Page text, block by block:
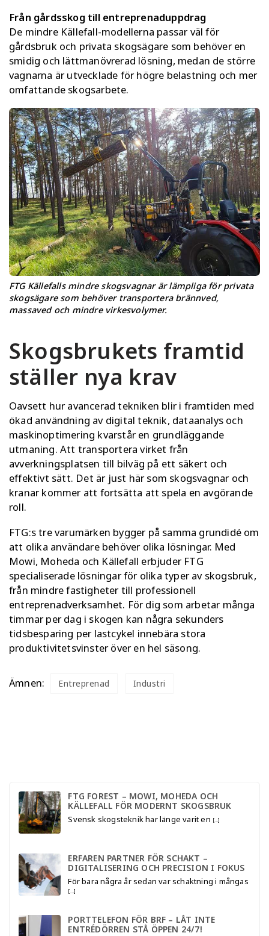
Från gårdsskog till entreprenaduppdrag
De mindre Källefall-modellerna passar väl för
gårdsbruk och privata skogsägare som behöver en
smidig och lättmanövrerad lösning, medan de större
vagnarna är utvecklade för högre belastning och mer
omfattande skogsarbete.
FTG Källefalls mindre skogsvagnar är lämpliga för privata
skogsägare som behöver transportera brännved,
massaved och mindre virkesvolymer.
Skogsbrukets framtid
ställer nya krav
Oavsett hur avancerad tekniken blir i framtiden med
ökad användning av digital teknik, dataanalys och
maskinoptimering kvarstår en grundläggande
utmaning. Att transportera virket från
avverkningsplatsen till bilväg på ett säkert och
effektivt sätt. Det är just här som skogsvagnar och
kranar kommer att fortsätta att spela en avgörande
roll.
FTG:s tre varumärken bygger på samma grundidé om
att olika användare behöver olika lösningar. Med
Mowi, Moheda och Källefall erbjuder FTG
specialiserade lösningar för olika typer av skogsbruk,
från mindre fastigheter till professionell
entreprenadverksamhet. För dig som arbetar många
timmar per dag i skogen kan några sekunders
tidsbesparing per lastcykel innebära stora
produktivitetsvinster över en hel säsong.
Ämnen: Entreprenad Industri
FTG FOREST – MOWI, MOHEDA OCH
KÄLLEFALL FÖR MODERNT SKOGSBRUK
Svensk skogsteknik har länge varit en […]
ERFAREN PARTNER FÖR SCHAKT –
DIGITALISERING OCH PRECISION I FOKUS
För bara några år sedan var schaktning i mångas
[…]
PORTTELEFON FÖR BRF – LÅT INTE
ENTRÉDÖRREN STÅ ÖPPEN 24/7!